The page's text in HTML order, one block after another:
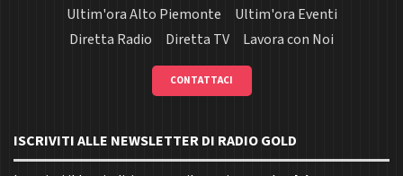
Ultim'ora Alto Piemonte
Ultim'ora Eventi
Diretta Radio
Diretta TV Lavora con Noi
CONTATTACI
ISCRIVITI ALLE NEWSLETTER DI RADIO GOLD